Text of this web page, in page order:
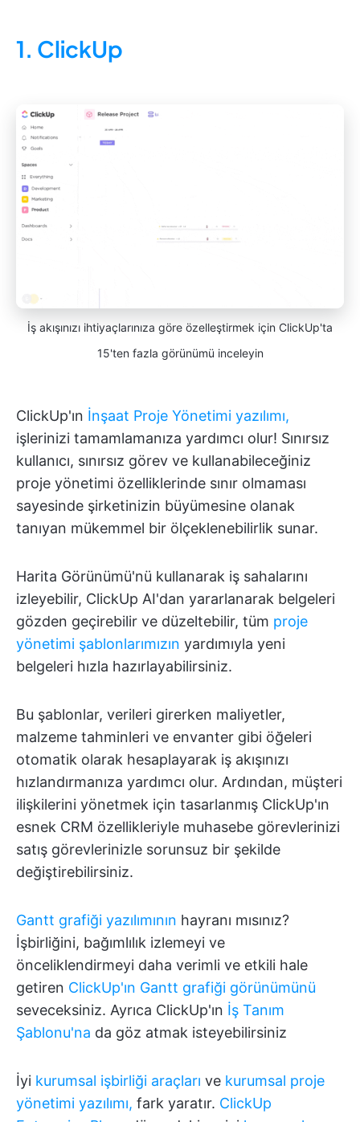
1. ClickUp
İş akışınızı ihtiyaçlarınıza göre özelleştirmek için ClickUp'ta
15'ten fazla görünümü inceleyin
ClickUp'ın İnşaat Proje Yönetimi yazılımı,
işlerinizi tamamlamanıza yardımcı olur! Sınırsız
kullanıcı, sınırsız görev ve kullanabileceğiniz
proje yönetimi özelliklerinde sınır olmaması
sayesinde şirketinizin büyümesine olanak
tanıyan mükemmel bir ölçeklenebilirlik sunar.
Harita Görünümü'nü kullanarak iş sahalarını
izleyebilir, ClickUp AI'dan yararlanarak belgeleri
gözden geçirebilir ve düzeltebilir, tüm proje
yönetimi şablonlarımızın yardımıyla yeni
belgeleri hızla hazırlayabilirsiniz.
Bu şablonlar, verileri girerken maliyetler,
malzeme tahminleri ve envanter gibi öğeleri
otomatik olarak hesaplayarak iş akışınızı
hızlandırmanıza yardımcı olur. Ardından, müşteri
ilişkilerini yönetmek için tasarlanmış ClickUp'ın
esnek CRM özellikleriyle muhasebe görevlerinizi
satış görevlerinizle sorunsuz bir şekilde
değiştirebilirsiniz.
Gantt grafiği yazılımının hayranı mısınız?
İşbirliğini, bağımlılık izlemeyi ve
önceliklendirmeyi daha verimli ve etkili hale
getiren ClickUp'ın Gantt grafiği görünümünü
seveceksiniz. Ayrıca ClickUp'ın İş Tanım
Şablonu'na da göz atmak isteyebilirsiniz
İyi kurumsal işbirliği araçları ve kurumsal proje
yönetimi yazılımı, fark yaratır. ClickUp